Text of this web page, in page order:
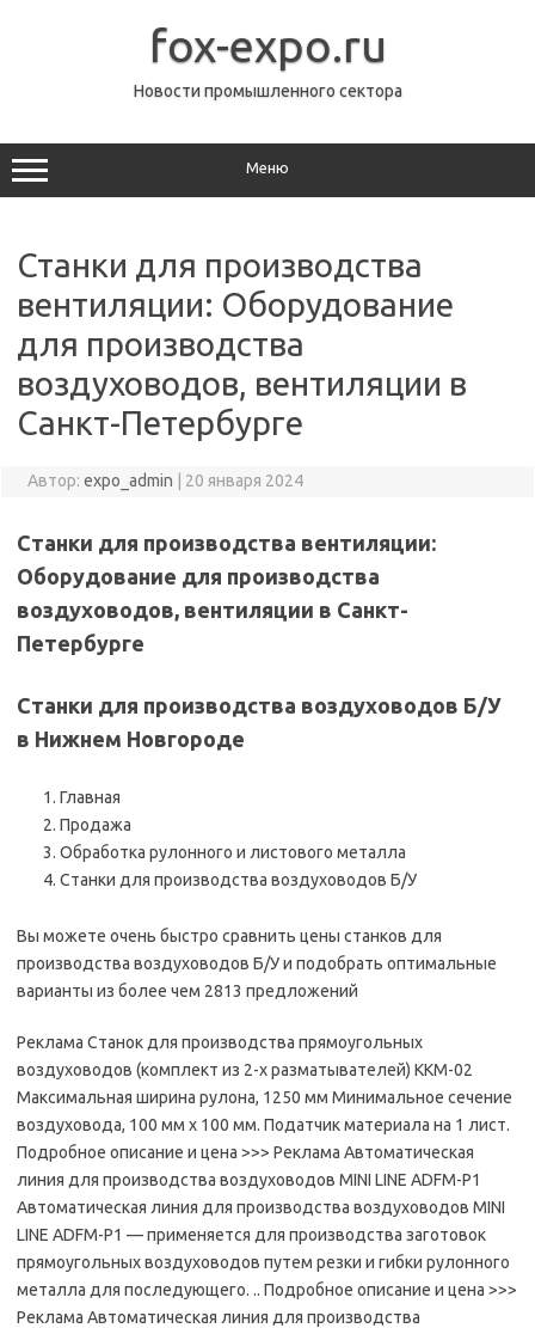
fox-expo.ru
Новости промышленного сектора
Меню
Станки для производства
вентиляции: Оборудование
для производства
воздуховодов, вентиляции в
Санкт-Петербурге
Автор: expo_admin 20 января 2024
Станки для производства вентиляции:
Оборудование для производства
воздуховодов, вентиляции в Санкт-
Петербурге
Станки для производства воздуховодов Б/У
в Нижнем Новгороде
Главная
Продажа
Обработка рулонного и листового металла
Станки для производства воздуховодов Б/У
Вы можете очень быстро сравнить цены станков для
производства воздуховодов Б/У и подобрать оптимальные
варианты из более чем 2813 предложений
Реклама Станок для производства прямоугольных
воздуховодов (комплект из 2-х разматывателей) KKM-02
Максимальная ширина рулона, 1250 мм Минимальное сечение
воздуховода, 100 мм х 100 мм. Податчик материала на 1 лист.
Подробное описание и цена >>> Реклама Автоматическая
линия для производства воздуховодов MINI LINE ADFM-P1
Автоматическая линия для производства воздуховодов MINI
LINE ADFM-P1 — применяется для производства заготовок
прямоугольных воздуховодов путем резки и гибки рулонного
металла для последующего. .. Подробное описание и цена >>>
Реклама Автоматическая линия для производства